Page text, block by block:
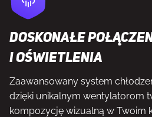
Doskonałe
i oświetlenia
Zaawansowany system
dzięki unikalnym wentylatorom
kompozycję wizualną w Twoim